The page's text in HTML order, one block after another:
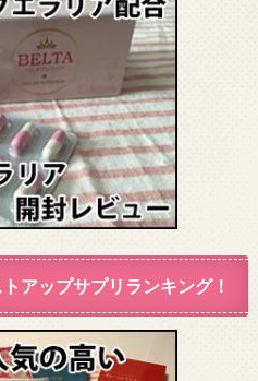
アップサプリランキング！